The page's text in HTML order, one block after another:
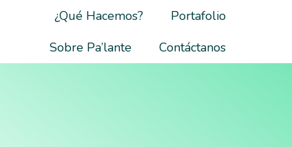
¿Qué Hacemos?
Portafolio
Sobre Pa’lante
Contáctanos